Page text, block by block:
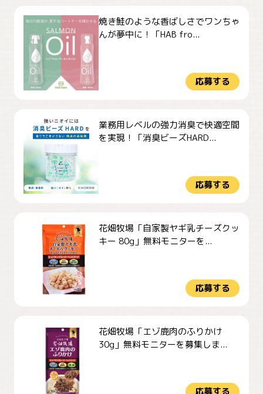
焼き鮭のような香ばしさでワンちゃ
んが夢中に！「HAB fro...
応募する
業務用レベルの強力消臭で快適空間
を実現！「消臭ビーズHARD...
応募する
花畑牧場「自家製ヤギ乳チーズクッ
キー 80g」無料モニターを...
応募する
花畑牧場「エゾ鹿肉のふりかけ
30g」無料モニターを募集しま...
応募する